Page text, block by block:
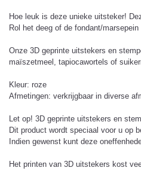
Hoe leuk is deze unieke uitsteker!
Rol het deeg of de fondant/
Onze 3D geprinte uitstekers en
maïszetmeel, tapiocawortels of
Kleur: roze
Afmetingen: verkrijgbaar in diverse
Let op! 3D geprinte uitstekers en
Dit product wordt speciaal voor u op
Indien gewenst kunt deze
Het printen van 3D uitstekers kost